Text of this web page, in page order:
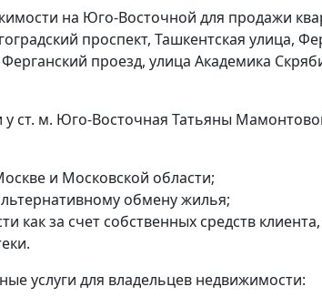
на Юго-Восточной для продажи
проспект, Ташкентская улица,
проезд, улица Академика
ст. м. Юго-Восточная Татьяны
и Московской области;
обмену жилья;
как за счет собственных средств
услуги для владельцев недвижимости: